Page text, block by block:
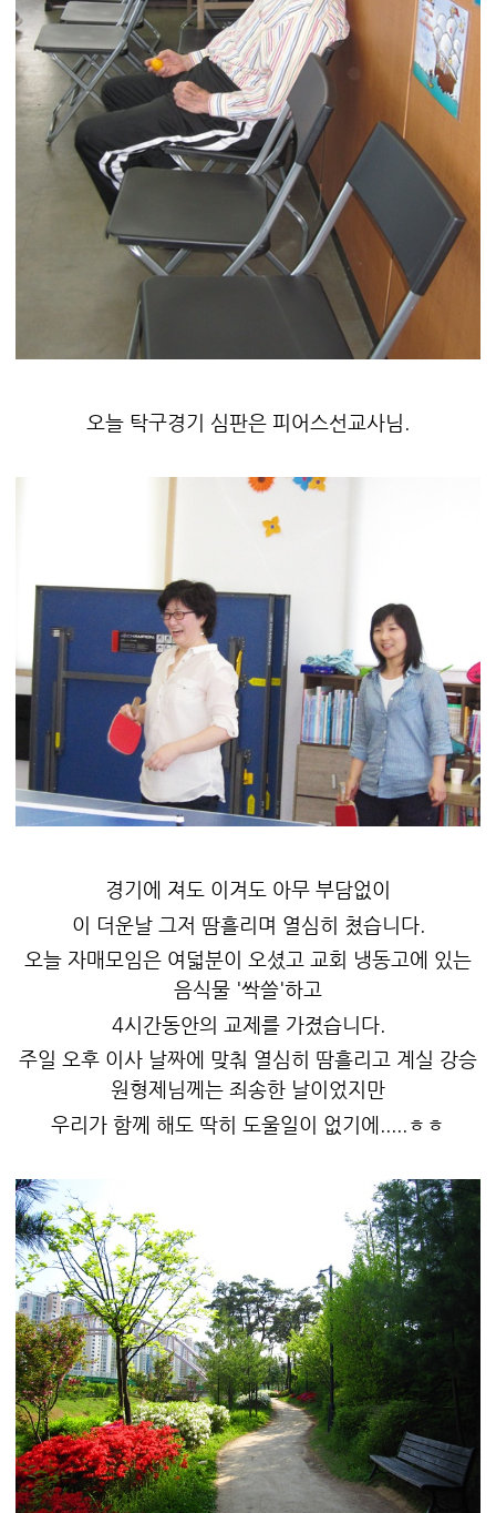
오늘 탁구경기 심판은 피어스선교사님.
경기에 져도 이겨도 아무 부담없이
이 더운날 그저 땀흘리며 열심히 쳤습니다.
오늘 자매모임은 여덟분이 오셨고 교회 냉동고에 있는
음식물 '싹쓸'하고
4시간동안의 교제를 가졌습니다.
주일 오후 이사 날짜에 맞춰 열심히 땀흘리고 계실 강승
원형제님께는 죄송한 날이었지만
우리가 함께 해도 딱히 도울일이 없기에.....ㅎㅎ